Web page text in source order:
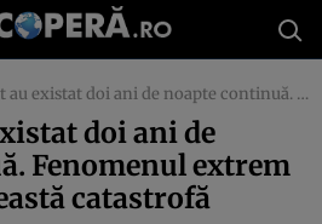
doi ani de noapte continuă. Fenomenul extrem care a dus la această catastrofă
doi ani de
Fenomenul extrem
catastrofă